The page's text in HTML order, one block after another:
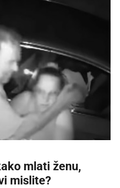
mlati ženu,
mislite?